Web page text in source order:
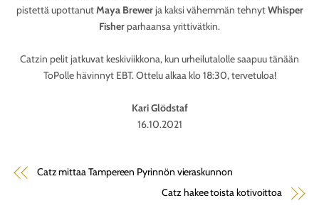
pistettä upottanutMaya Brewerja kaksi vähemmän tehnytWhisper
Fisherparhaansa yrittivätkin.
Catzin pelit jatkuvat keskiviikkona, kun urheilutalolle saapuu tänään
ToPolle hävinnyt EBT. Ottelu alkaa klo 18:30, tervetuloa!
Kari Glödstaf
16.10.2021
Catz mittaa Tampereen Pyrinnön vieraskunnon
Catz hakee toista kotivoittoa